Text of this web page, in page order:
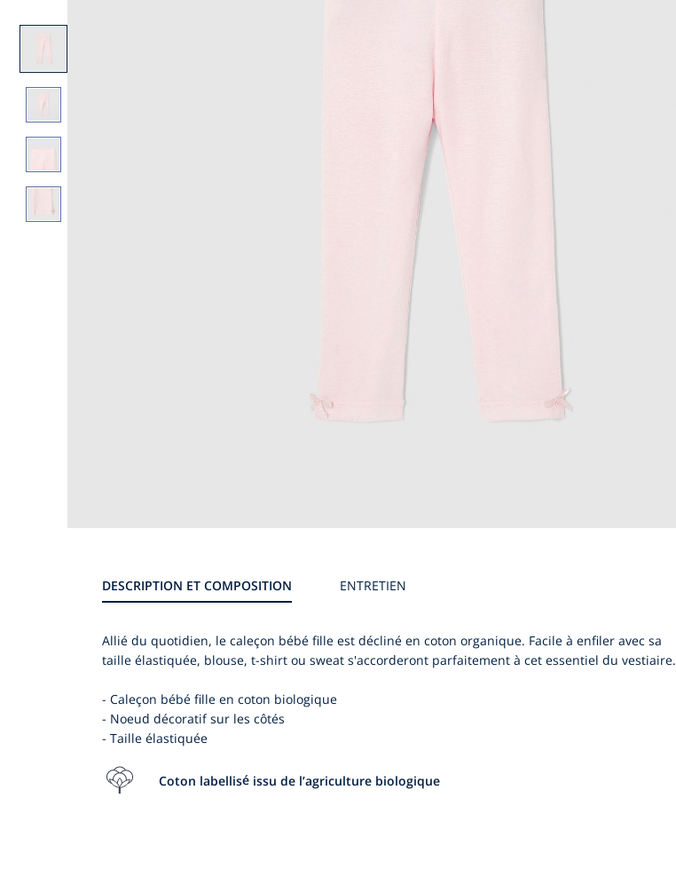
DESCRIPTION ET COMPOSITION ENTRETIEN
Allié du quotidien, le caleçon bébé fille est décliné en coton organique. Facile à enfiler avec sa
taille élastiquée, blouse, t-shirt ou sweat s'accorderont parfaitement à cet essentiel du vestiaire.
- Caleçon bébé fille en coton biologique
- Noeud décoratif sur les côtés
- Taille élastiquée
Coton labellisé issu de l’agriculture biologique